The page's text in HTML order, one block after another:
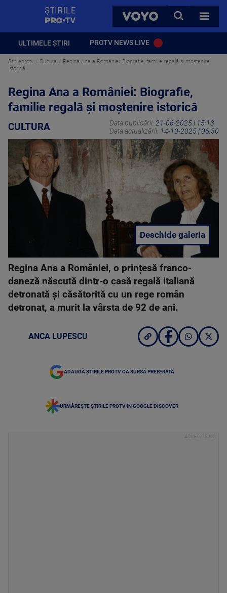
VOYO
CAUTA
TOATE
ULTIMELE ȘTIRI PROTV NEWS LIVE
Stirileprotv Cultura
Regina Ana a României: Biografie, familie regală și moștenire
istorică
Regina Ana a României: Biografie,
familie regală și moștenire istorică
CULTURA Data publicării: 21-06-2025 | 15:13
Data actualizării: 14-10-2025 | 06:30
Deschide galeria
Regina Ana a României, o prințesă franco-
daneză născută dintr-o casă regală italiană
detronată și căsătorită cu un rege român
detronat, a murit la vârsta de 92 de ani.
ANCA LUPESCU
ADAUGĂ ȘTIRILE PROTV CA SURSĂ PREFERATĂ
URMĂREȘTE ȘTIRILE PROTV ÎN GOOGLE DISCOVER